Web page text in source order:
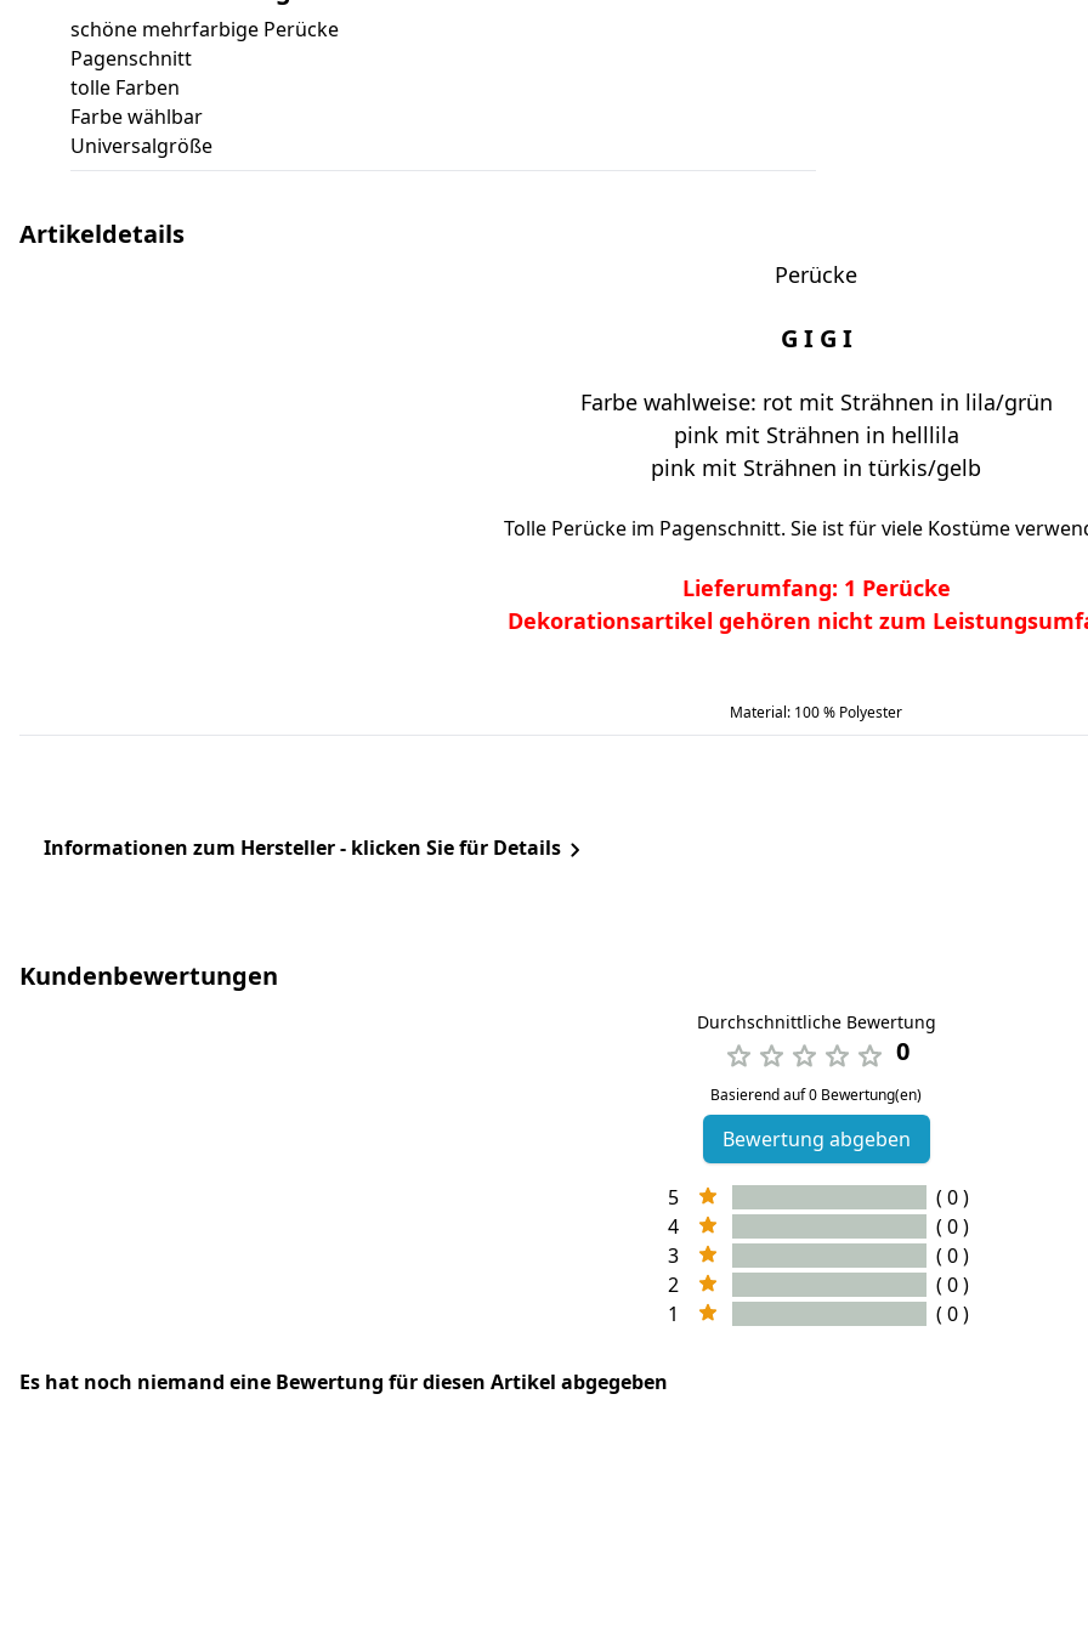
schöne mehrfarbige Perücke
Pagenschnitt
tolle Farben
Farbe wählbar
Universalgröße
Artikeldetails
Perücke
G I G I
Farbe wahlweise: rot mit Strähnen in lila/grün
pink mit Strähnen in helllila
pink mit Strähnen in türkis/gelb
Tolle Perücke im Pagenschnitt. Sie ist für viele Kostüme
Lieferumfang: 1 Perücke
Dekorationsartikel gehören nicht zum
Material: 100 % Polyester
Informationen zum Hersteller - klicken Sie für Details
Kundenbewertungen
Durchschnittliche Bewertung
0
Basierend auf 0 Bewertung(en)
Bewertung abgeben
5
( 0 )
4
( 0 )
3
( 0 )
2
( 0 )
1
( 0 )
Es hat noch niemand eine Bewertung für diesen Artikel abgegeben